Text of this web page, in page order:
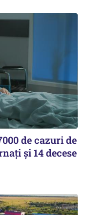
de cazuri de
și 14 decese